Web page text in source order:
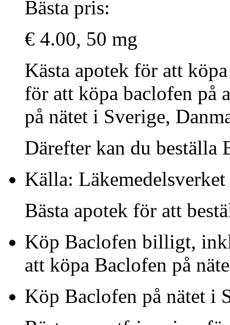
Bästa pris:
€ 4.00, 50 mg
Kästa apotek för att
för att köpa baclofen på
på nätet i Sverige,
Därefter kan du beställa
Källa: Läkemedelsverket
Bästa apotek för att
Köp Baclofen billigt,
att köpa Baclofen på
Köp Baclofen på nätet i